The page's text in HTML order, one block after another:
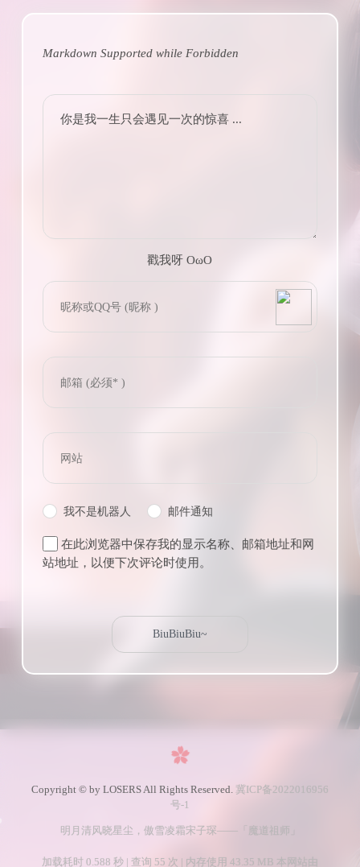
Markdown Supported while Forbidden
你是我一生只会遇见一次的惊喜 ...
戳我呀 OωO
Tieba
我不是机器人 邮件通知
在此浏览器中保存我的显示名称、邮箱地址和网
站地址，以便下次评论时使用。
Copyright © by LOSERS All Rights Reserved. 冀ICP备2022016956
号-1
明月清风晓星尘，傲雪凌霜宋子琛——「魔道祖师」
加载耗时 0.588 秒 | 查询 55 次 | 内存使用 43.35 MB 本网站由